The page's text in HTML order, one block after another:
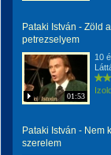
Pataki István - Zöld a
petrezselyem
01:53
10
Pataki István - Nem
szerelem